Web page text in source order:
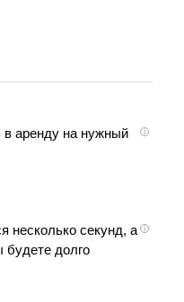
i
аренду на нужный
i
несколько секунд, а
будете долго